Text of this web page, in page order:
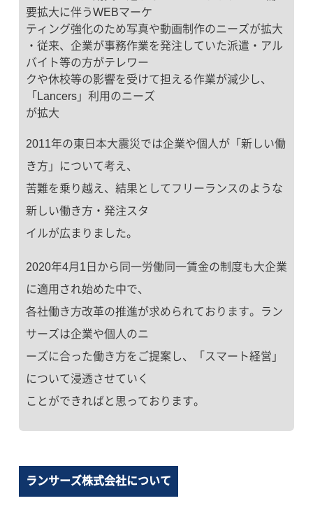
要拡大に伴うWEBマーケ
ティング強化のため写真や動画制作のニーズが拡大
・従来、企業が事務作業を発注していた派遣・アル
バイト等の方がテレワー
クや休校等の影響を受けて担える作業が減少し、
「Lancers」利用のニーズ
が拡大
2011年の東日本大震災では企業や個人が「新しい働
き方」について考え、
苦難を乗り越え、結果としてフリーランスのような
新しい働き方・発注スタ
イルが広まりました。
2020年4月1日から同一労働同一賃金の制度も大企業
に適用され始めた中で、
各社働き方改革の推進が求められております。ラン
サーズは企業や個人のニ
ーズに合った働き方をご提案し、「スマート経営」
について浸透させていく
ことができればと思っております。
ランサーズ株式会社について